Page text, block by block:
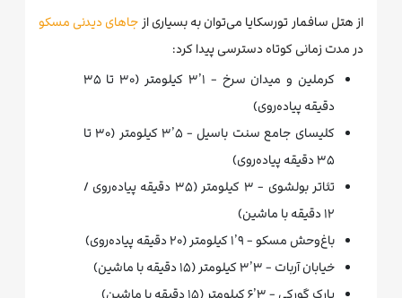
از هتل سافمار تورسکایا می‌توان به بسیاری از جاهای دیدنی مسکو
در مدت زمانی کوتاه دسترسی پیدا کرد:
کرملین و میدان سرخ - ۳٫۱ کیلومتر (۳۰ تا ۳۵
دقیقه پیاده‌روی)
کلیسای جامع سنت باسیل - ۳٫۵ کیلومتر (۳۰ تا
۳۵ دقیقه پیاده‌روی)
تئاتر بولشوی - ۳ کیلومتر (۳۵ دقیقه پیاده‌روی /
۱۲ دقیقه با ماشین)
باغ‌وحش مسکو - ۱٫۹ کیلومتر (۲۰ دقیقه پیاده‌روی)
خیابان آربات - ۳٫۳ کیلومتر (۱۵ دقیقه با ماشین)